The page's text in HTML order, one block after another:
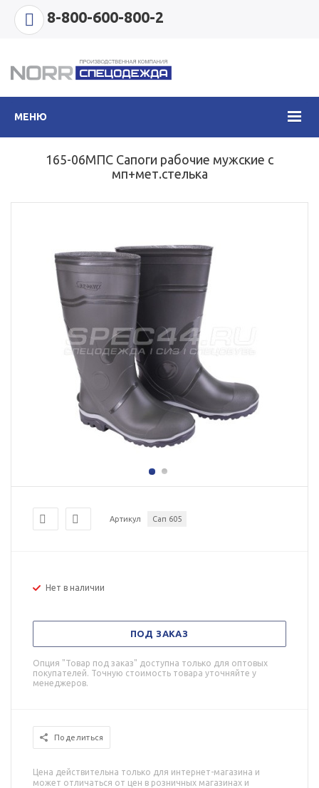
8-800-600-800-2
МЕНЮ
165-06МПС Сапоги рабочие мужские с
мп+мет.стелька
Артикул Сап 605
Нет в наличии
ПОД ЗАКАЗ
Опция "Товар под заказ" доступна только для оптовых
покупателей. Точную стоимость товара уточняйте у
менеджеров.
Поделиться
Цена действительна только для интернет-магазина и
может отличаться от цен в розничных магазинах и